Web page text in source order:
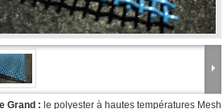
Grand : le polyester à hautes températures Mesh